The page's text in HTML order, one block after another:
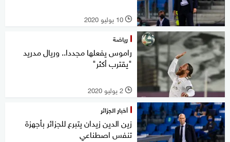
l 10 يوليو 2020
رياضة
راموس يفعلها مجددا.. وريال مدريد
"يقترب أكثر"
l 2 يوليو 2020
أخبار الجزائر
زين الدين زيدان يتبرع للجزائر بأجهزة
تنفس اصطناعي